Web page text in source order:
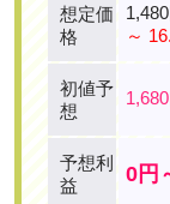
想定価
格
～
初値予
想
予想利
益
0円